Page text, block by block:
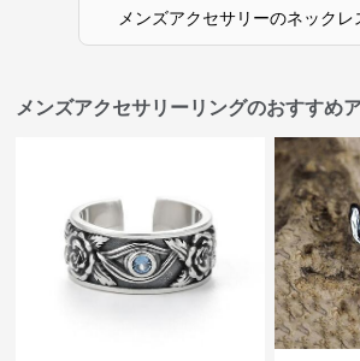
メンズアクセサリーのネックレ
メンズアクセサリーリングのおすすめ